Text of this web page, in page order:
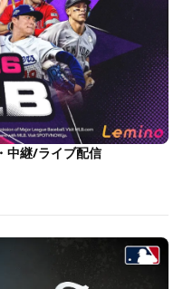
中継/ライブ配信